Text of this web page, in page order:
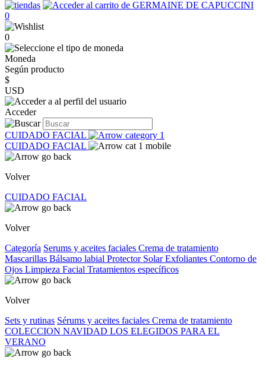
0
0
Moneda
Según producto
$
USD
Acceder
CUIDADO FACIAL
CUIDADO FACIAL
Volver
CUIDADO FACIAL
Volver
Categoría Serums y aceites faciales Crema de tratamiento
Mascarillas Bálsamo labial Protector SolarExfoliantes Contorno de
Ojos Limpieza Facial Tratamientos específicos
Volver
Sets y rutinas Sérums y aceites faciales Crema de tratamiento
COLECCION NAVIDAD LOS ELEGIDOS PARA EL
VERANO